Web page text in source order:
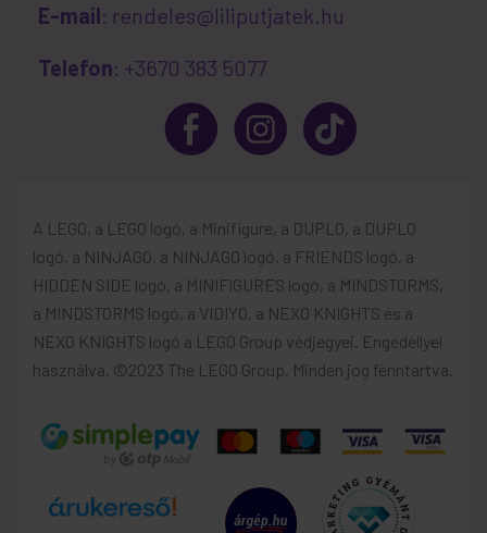
E-mail: rendeles@liliputjatek.hu
Telefon: +3670 383 5077
A LEGO, a LEGO logó, a Minifigure, a DUPLO, a DUPLO
logó, a NINJAGO, a NINJAGO logó, a FRIENDS logó, a
HIDDEN SIDE logó, a MINIFIGURES logó, a MINDSTORMS,
a MINDSTORMS logó, a VIDIYO, a NEXO KNIGHTS és a
NEXO KNIGHTS logó a LEGO Group védjegyei. Engedéllyel
használva. ©2023 The LEGO Group. Minden jog fenntartva.